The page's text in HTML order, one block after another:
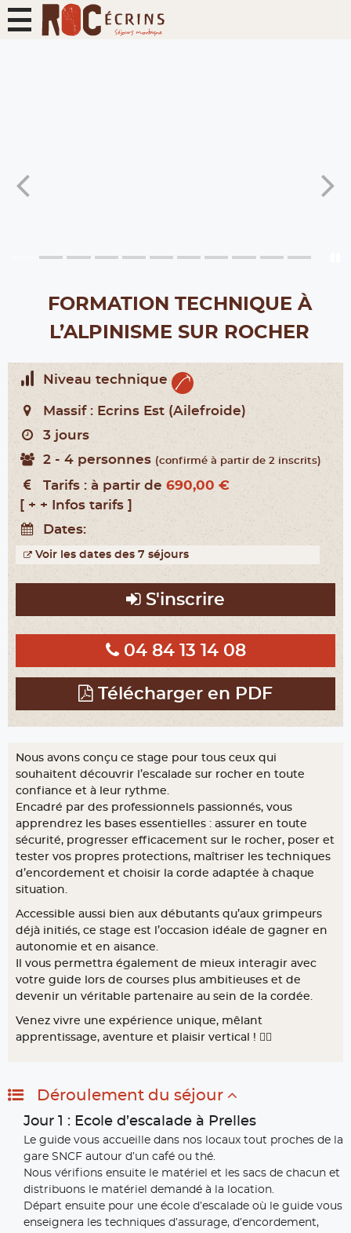
FORMATION TECHNIQUE À
L’ALPINISME SUR ROCHER
Niveau technique
Massif : Ecrins Est (Ailefroide)
3 jours
2 - 4 personnes (confirmé à partir de 2 inscrits)
Tarifs : à partir de 690,00 €
[ + + Infos tarifs ]
Dates:
Voir les dates des 7 séjours
S'inscrire
04 84 13 14 08
Télécharger en PDF
Nous avons conçu ce stage pour tous ceux qui
souhaitent découvrir l’escalade sur rocher en toute
confiance et à leur rythme.
Encadré par des professionnels passionnés, vous
apprendrez les bases essentielles : assurer en toute
sécurité, progresser efficacement sur le rocher, poser et
tester vos propres protections, maîtriser les techniques
d’encordement et choisir la corde adaptée à chaque
situation.
Accessible aussi bien aux débutants qu’aux grimpeurs
déjà initiés, ce stage est l’occasion idéale de gagner en
autonomie et en aisance.
Il vous permettra également de mieux interagir avec
votre guide lors de courses plus ambitieuses et de
devenir un véritable partenaire au sein de la cordée.
Venez vivre une expérience unique, mêlant
apprentissage, aventure et plaisir vertical ! 🧗‍♂️
Déroulement du séjour
Jour 1 : Ecole d’escalade à Prelles
Le guide vous accueille dans nos locaux tout proches de la
gare SNCF autour d’un café ou thé.
Nous vérifions ensuite le matériel et les sacs de chacun et
distribuons le matériel demandé à la location.
Départ ensuite pour une école d’escalade où le guide vous
enseignera les techniques d’assurage, d’encordement,